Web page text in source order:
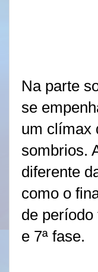
Na parte
se
um clímax
sombrios.
diferente
como o
de período
e 7ª fase.